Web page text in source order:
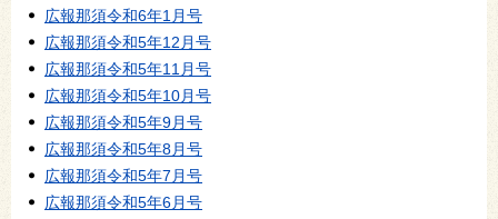
広報那須令和6年1月号
広報那須令和5年12月号
広報那須令和5年11月号
広報那須令和5年10月号
広報那須令和5年9月号
広報那須令和5年8月号
広報那須令和5年7月号
広報那須令和5年6月号